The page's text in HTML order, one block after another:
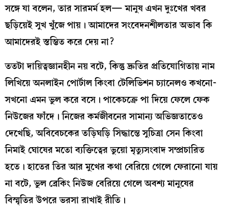
সঙ্গে যা বলেন, তার সারমর্ম হল— মানুষ এখন দুঃখের খবর
ছড়িয়েই সুখ খুঁজে পায়। আমাদের সংবেদনশীলতার অভাব কি
আমাদেরই স্তম্ভিত করে দেয় না?
ততটা দায়িত্বজ্ঞানহীন নয় বটে, কিন্তু দ্রুতির প্রতিযোগিতায় নাম
লিখিয়ে অনলাইন পোর্টাল কিংবা টেলিভিশন চ্যানেলও কখনো-
সখনো এমন ভুল করে বসে। পাকেচক্রে পা দিয়ে ফেলে ফেক
নিউজের ফাঁদে। নিজের কর্মজীবনের সামান্য অভিজ্ঞতাতেও
দেখেছি, অবিবেচকের তড়িঘড়ি সিদ্ধান্তে সুচিত্রা সেন কিংবা
নিমাই ঘোষের মতো ব্যক্তিত্বের ভুয়ো মৃত্যুসংবাদ সম্প্রচারিত
হতে। হাতের তির আর মুখের কথা বেরিয়ে গেলে ফেরানো যায়
না বটে, ভুল ব্রেকিং নিউজ বেরিয়ে গেলে অবশ্য মানুষের
বিস্মৃতির উপরে ভরসা রাখাই রীতি।